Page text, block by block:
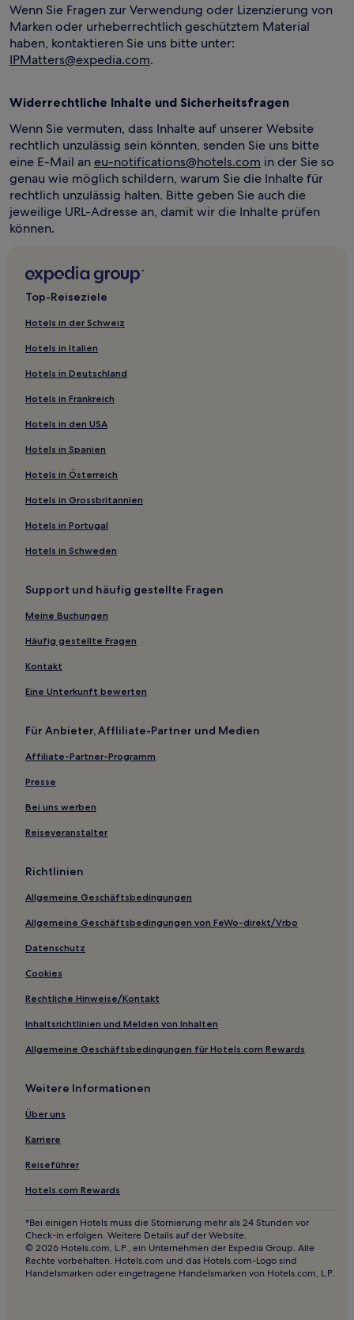
Wenn Sie Fragen zur Verwendung oder Lizenzierung von
Marken oder urheberrechtlich geschütztem Material
haben, kontaktieren Sie uns bitte unter:
IPMatters@expedia.com.
Widerrechtliche Inhalte und Sicherheitsfragen
Wenn Sie vermuten, dass Inhalte auf unserer Website
rechtlich unzulässig sein könnten, senden Sie uns bitte
eine E-Mail aneu-notifications@hotels.com in der Sie so
genau wie möglich schildern, warum Sie die Inhalte für
rechtlich unzulässig halten. Bitte geben Sie auch die
jeweilige URL-Adresse an, damit wir die Inhalte prüfen
können.
Top-Reiseziele
Hotels in der Schweiz
Hotels in Italien
Hotels in Deutschland
Hotels in Frankreich
Hotels in den USA
Hotels in Spanien
Hotels in Österreich
Hotels in Grossbritannien
Hotels in Portugal
Hotels in Schweden
Support und häufig gestellte Fragen
Meine Buchungen
Häufig gestellte Fragen
Kontakt
Eine Unterkunft bewerten
Für Anbieter, Affliliate-Partner und Medien
Affiliate-Partner-Programm
Presse
Bei uns werben
Reiseveranstalter
Richtlinien
Allgemeine Geschäftsbedingungen
Allgemeine Geschäftsbedingungen von FeWo-direkt/Vrbo
Datenschutz
Cookies
Rechtliche Hinweise/Kontakt
Inhaltsrichtlinien und Melden von Inhalten
Allgemeine Geschäftsbedingungen für Hotels.com Rewards
Weitere Informationen
Über uns
Karriere
Reiseführer
Hotels.com Rewards
*Bei einigen Hotels muss die Stornierung mehr als 24 Stunden vor
Check-in erfolgen. Weitere Details auf der Website.
© 2026 Hotels.com, L.P., ein Unternehmen der Expedia Group. Alle
Rechte vorbehalten. Hotels.com und das Hotels.com-Logo sind
Handelsmarken oder eingetragene Handelsmarken von Hotels.com, L.P.